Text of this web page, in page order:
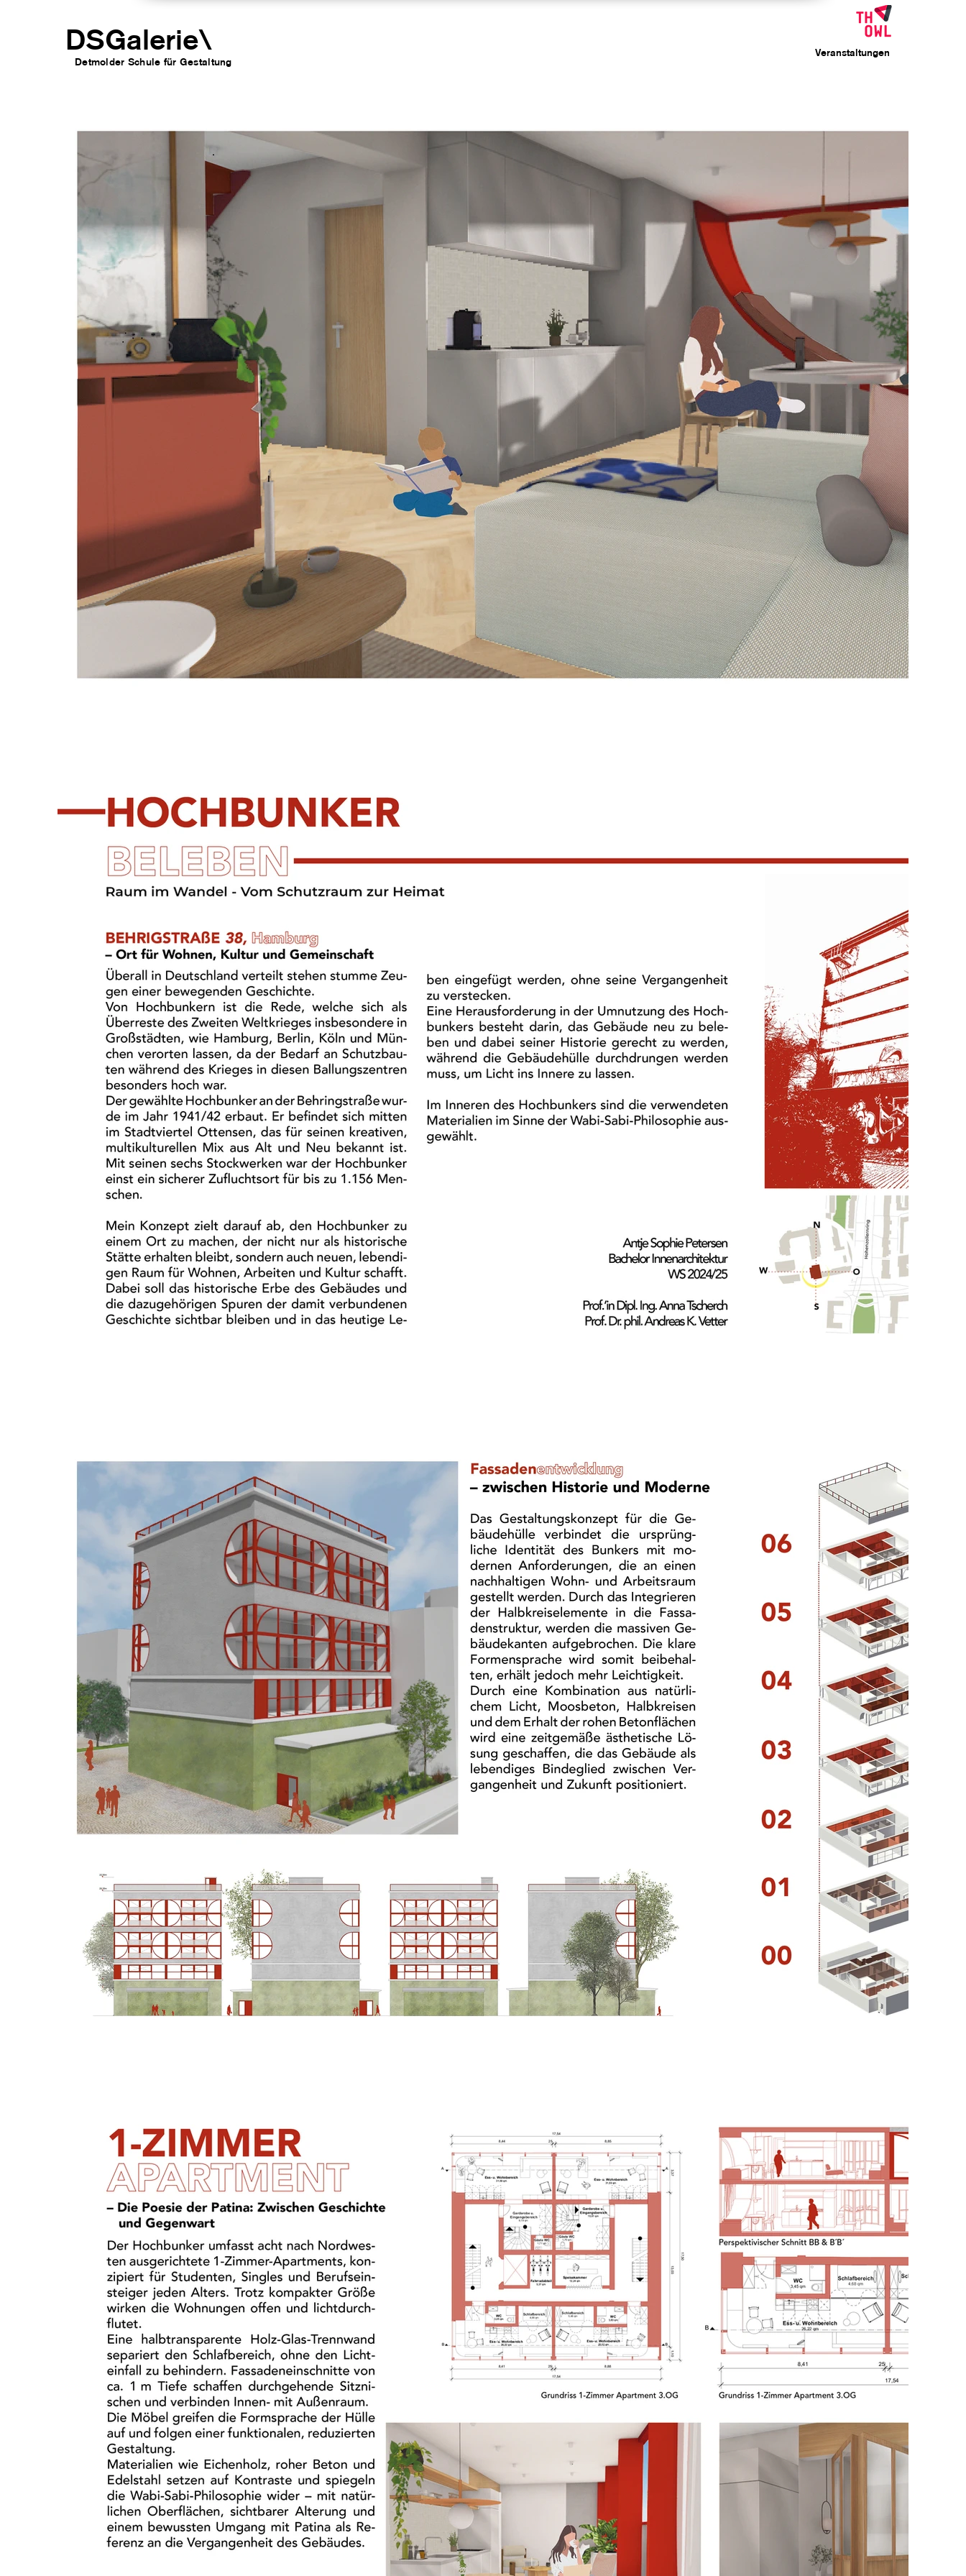
Detmolder Schule für Gestaltung
\
DSGalerie Veranstaltungen